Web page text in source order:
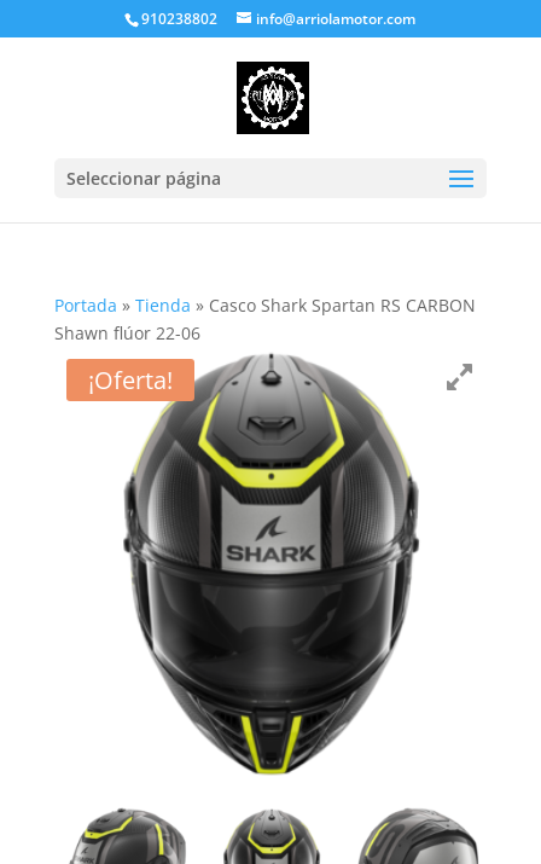
910238802 info@arriolamotor.com
Seleccionar página
Portada » Tienda » Casco Shark Spartan RS CARBON
Shawn flúor 22-06
¡Oferta!